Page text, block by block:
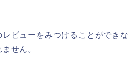
ビューをみつけることができな
せん。